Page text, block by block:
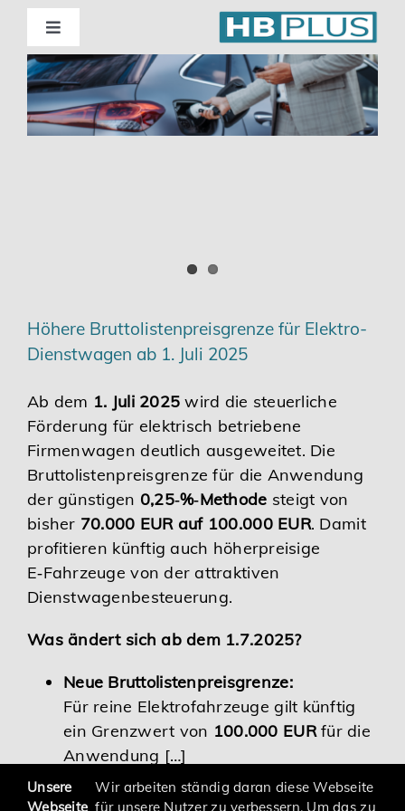
Skip
content
Toggle
Navigation
Standorte
Beratung
Karriere
Services
Höhere Bruttolistenpreisgrenze für Elektro-
Dienstwagen ab 1. Juli 2025
Ab dem 1. Juli 2025 wird die steuerliche
Förderung für elektrisch betriebene
Firmenwagen deutlich ausgeweitet. Die
Bruttolistenpreisgrenze für die Anwendung
der günstigen 0,25‑%‑Methode steigt von
bisher 70.000 EUR auf 100.000 EUR. Damit
profitieren künftig auch höherpreisige
E‑Fahrzeuge von der attraktiven
Dienstwagenbesteuerung.
Was ändert sich ab dem 1.7.2025?
Neue Bruttolistenpreisgrenze:
Für reine Elektrofahrzeuge gilt künftig
ein Grenzwert von 100.000 EURfür die
Anwendung […]
Unsere
Webseite
Wir arbeiten ständig daran diese Webseite
für unsere Nutzer zu verbessern. Um das zu